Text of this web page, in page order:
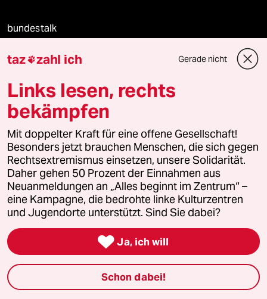
bundestalk
fernverbindung
klima update°
Mauerecho
Freie Rede
reingehen
Newsletter
team zukunft
taz frisch
taz zahl ich Gerade nicht
Links lesen, rechts
bekämpfen
Mit doppelter Kraft für eine offene Gesellschaft!
Besonders jetzt brauchen Menschen, die sich gegen
Rechtsextremismus einsetzen, unsere Solidarität.
Daher gehen 50 Prozent der Einnahmen aus
Neuanmeldungen an „Alles beginnt im Zentrum“ –
eine Kampagne, die bedrohte linke Kulturzentren
und Jugendorte unterstützt. Sind Sie dabei?
 Ja, ich will
Schon dabei!